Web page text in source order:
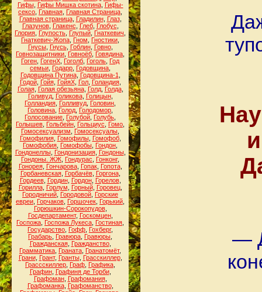
Гифы, Гифы Мишка скотина, Гифы-
сексо Главная Главная Страница
Главная страница, Гладилин, Глаз,
Глазунов, Глакенс Глеб, Глобус
Глория Глупость Глупый Гнаткевич
Гнаткевич-Жопа Гном Гностики
Гнусы, Гнусь, Гоблин, Говно,
Говнозащитники Говноёб Говядина
Гоген ГогенХ Гоголб Гоголь Год
семьи Годарр Годовщина
Годовщина Путина, Годовщина-1
Годой, Гойя, ГойяХ, Гол, Голандия,
Голая, Голая обезьяна, Голд, Голда,
Голивуд, Голикова, Голицын,
Голландия Голливуд Головин
Головина Голод Голодомор
Голосование Голубой Голубь
Голышев Гольбейн Гольциус Гомо
Гомосексуализм
Гомосексуалы
Гомофилия, Гомофилы, Гомофоб,
Гомофобия Гомофобы Гондон
Гондонеллы, Гондонизация, Гондоны,
Гондоны. ЖЖ Гондурас Гонконг,
Гонорея, Гончарова, Гопак, Гопота,
Горбаневская, Горбачёв, Горгона,
Гордеев, Гордин, Гордон, Горелов,
Горилла, Горлум Горный, Горовец,
Городничий Городовой Горские
евреи Горчаков Горшочек Горький
Горюшкин-Сорокопудов,
Госдепартамент, Госкомцен,
Госпожа Госпожа Лукеса Гостиная
Государство Гофф Гохберг,
Грабарь Гравюра Гравюры
Гражданская, Гражданство,
Грамматика Граната Гранатомёт,
Грани, Грант, Гранты, Грасскиллер,
Грассскиллер Граф Графика
Графин, Графиня де Торби,
Графоман, Графомания,
Графоманка, Графоманство,
—